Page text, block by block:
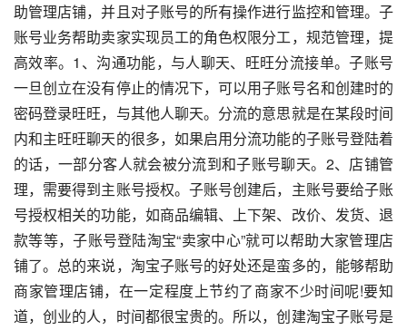
助管理店铺，并且对子账号的所有操作进行监控和管理。子
账号业务帮助卖家实现员工的角色权限分工，规范管理，提
高效率。1、沟通功能，与人聊天、旺旺分流接单。子账号
一旦创立在没有停止的情况下，可以用子账号名和创建时的
密码登录旺旺，与其他人聊天。分流的意思就是在某段时间
内和主旺旺聊天的很多，如果启用分流功能的子账号登陆着
的话，一部分客人就会被分流到和子账号聊天。2、店铺管
理，需要得到主账号授权。子账号创建后，主账号要给子账
号授权相关的功能，如商品编辑、上下架、改价、发货、退
款等等，子账号登陆淘宝“卖家中心”就可以帮助大家管理店
铺了。总的来说，淘宝子账号的好处还是蛮多的，能够帮助
商家管理店铺，在一定程度上节约了商家不少时间呢!要知
道，创业的人，时间都很宝贵的。所以，创建淘宝子账号是